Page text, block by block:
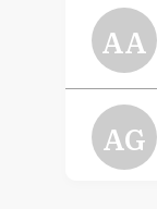
AA
AG